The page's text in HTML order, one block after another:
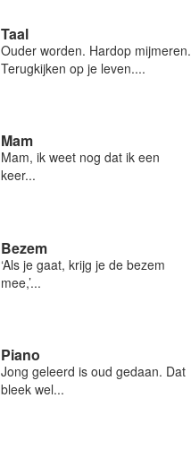
Taal
Ouder worden. Hardop mijmeren.
Terugkijken op je leven....
Mam
Mam, ik weet nog dat ik een
keer...
Bezem
‘Als je gaat, krijg je de bezem
mee,’...
Piano
Jong geleerd is oud gedaan. Dat
bleek wel...